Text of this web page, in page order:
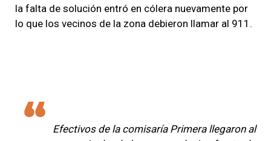
la falta de solución entró en cólera nuevamente por
lo que los vecinos de la zona debieron llamar al 911.
Efectivos de la comisaría Primera llegaron al